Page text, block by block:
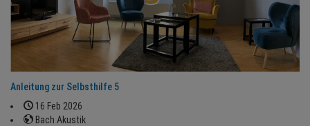
Anleitung zur Selbsthilfe 5
16 Feb 2026
Bach Akustik